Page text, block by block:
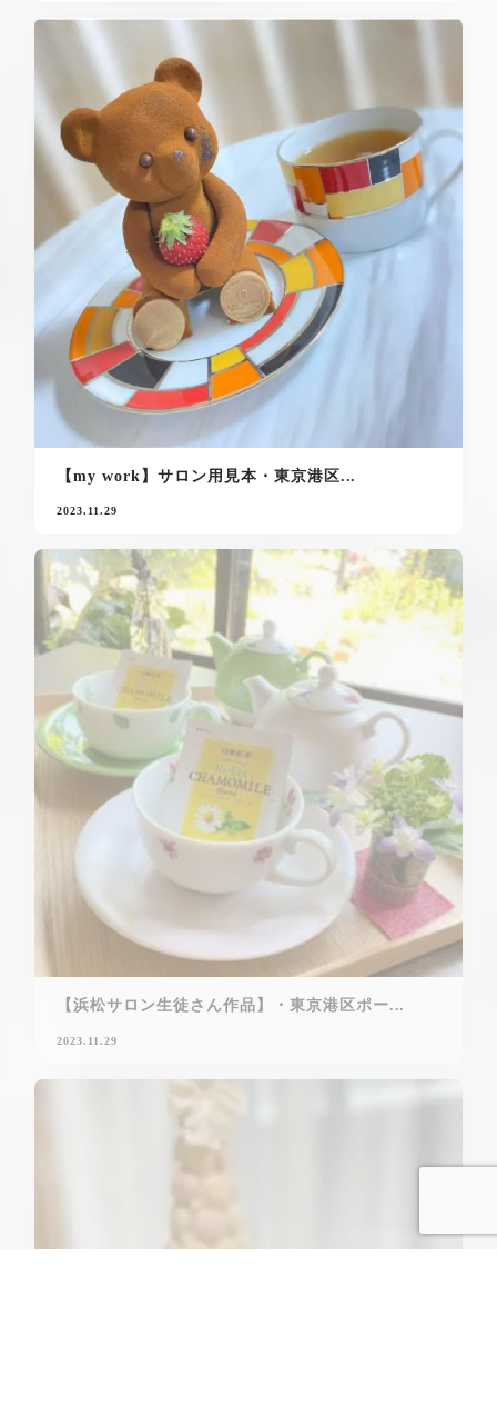
【my work】サロン用見本・東京港区...
2023.11.29
【浜松サロン生徒さん作品】・東京港区ポー...
2023.11.29